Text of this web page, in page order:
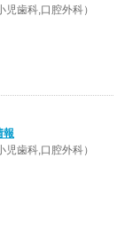
歯科,口腔外科）
報
歯科,口腔外科）